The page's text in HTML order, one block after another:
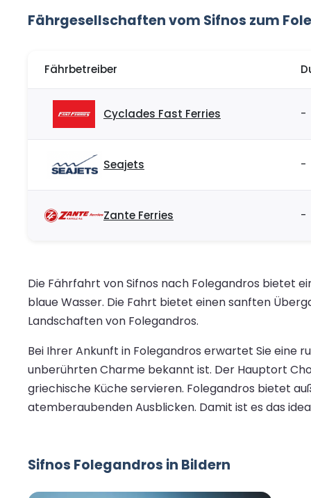
Fährgesellschaften vom Sifnos zum
Fährbetreiber
Cyclades Fast Ferries -
Seajets -
Zante Ferries -
Die Fährfahrt von Sifnos nach Folegandros bietet
blaue Wasser. Die Fahrt bietet einen sanften
Landschaften von Folegandros.
Bei Ihrer Ankunft in Folegandros erwartet Sie eine
unberührten Charme bekannt ist. Der Hauptort
griechische Küche servieren. Folegandros bietet
atemberaubenden Ausblicken. Damit ist es das
Sifnos Folegandros in Bildern